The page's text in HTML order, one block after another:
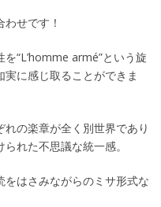
せです！
“L’homme armé”という旋
に感じ取ることができま
の楽章が全く別世界であり
れた不思議な統一感。
はさみながらのミサ形式な